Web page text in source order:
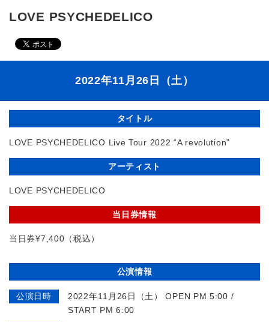
LOVE PSYCHEDELICO
2022年11月26日（土）
タイトル
LOVE PSYCHEDELICO Live Tour 2022 “A revolution”
アーティスト
LOVE PSYCHEDELICO
当日券情報
当日券¥7,400（税込）
公演情報
公演日時
2022年11月26日（土） OPEN PM 5:00 /
START PM 6:00